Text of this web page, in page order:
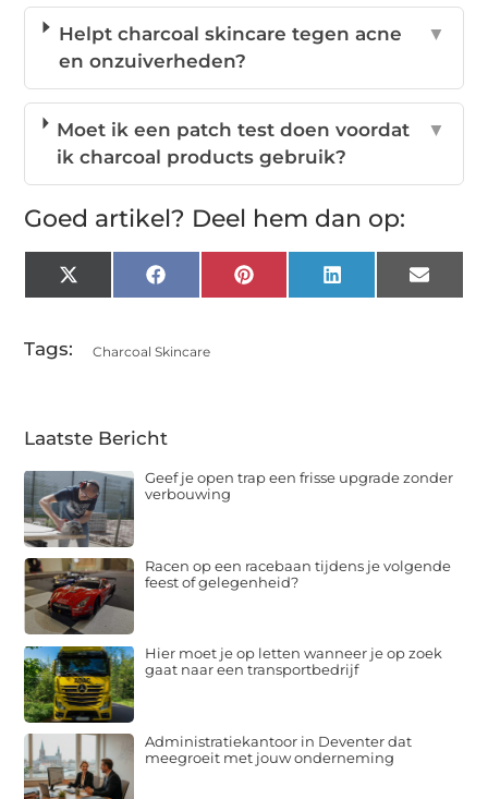
Helpt charcoal skincare tegen acne
en onzuiverheden?
▼
Moet ik een patch test doen voordat
ik charcoal products gebruik?
▼
Goed artikel? Deel hem dan op:
X
(Twitter)
FacebookPinterestLinkedInEmail
Tags: Charcoal Skincare
Laatste Bericht
Geef je open trap een frisse upgrade zonder
verbouwing
Racen op een racebaan tijdens je volgende
feest of gelegenheid?
Hier moet je op letten wanneer je op zoek
gaat naar een transportbedrijf
Administratiekantoor in Deventer dat
meegroeit met jouw onderneming